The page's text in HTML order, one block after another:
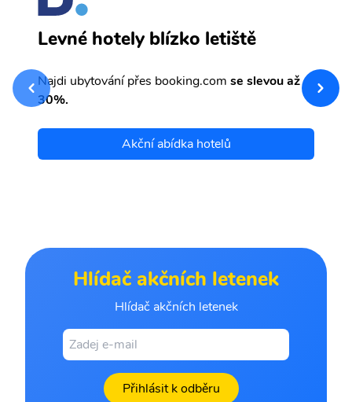
Levné hotely blízko letiště
Najdi ubytování přes booking.com se slevou až
30%.
Akční abídka hotelů
Hlídač akčních letenek
Hlídač akčních letenek
Přihlásit k odběru